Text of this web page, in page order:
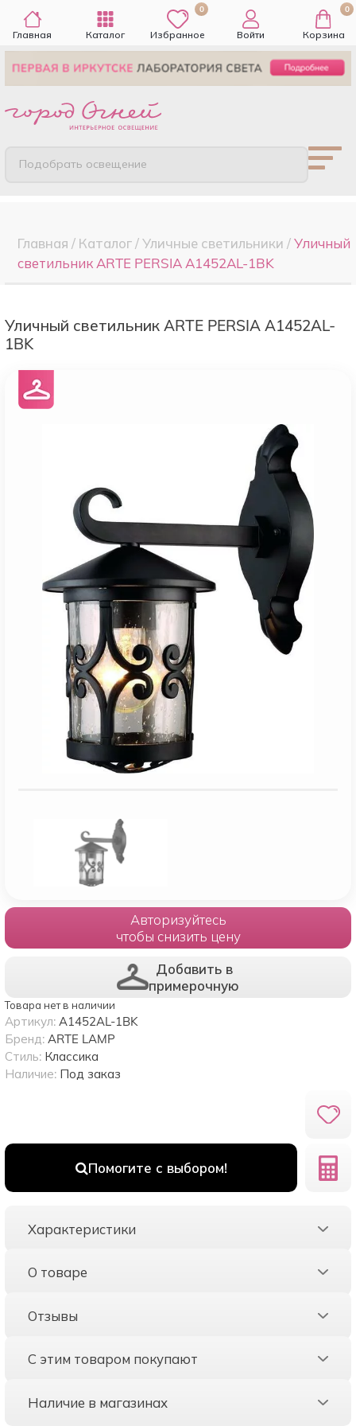
Главная Каталог
0
Избранное Войти
0
Корзина
Подобрать освещение
Главная / Каталог/Уличные светильники /Уличный
светильник ARTE PERSIA A1452AL-1BK
Уличный светильник ARTE PERSIA A1452AL-
1BK
Авторизуйтесь
чтобы снизить цену
Добавить в
примерочную
Товара нет в наличии
Помогите с выбором!
Артикул: A1452AL-1BK
Бренд: ARTE LAMP
Стиль: Классика
Наличие: Под заказ
Характеристики
О товаре
Отзывы
С этим товаром покупают
Наличие в магазинах